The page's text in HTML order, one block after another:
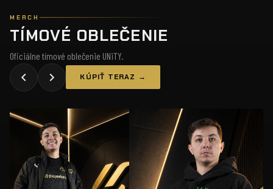
MERCH
TÍMOVÉ OBLEČENIE
Oficiálne tímové oblečenie UNiTY.
KÚPIŤ TERAZ →